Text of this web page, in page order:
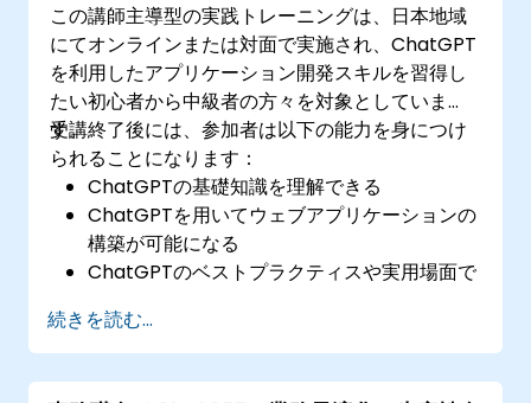
この講師主導型の実践トレーニングは、日本地域
にてオンラインまたは対面で実施され、ChatGPT
を利用したアプリケーション開発スキルを習得し
たい初心者から中級者の方々を対象としていま
す。
受講終了後には、参加者は以下の能力を身につけ
られることになります：
ChatGPTの基礎知識を理解できる
ChatGPTを用いてウェブアプリケーションの
構築が可能になる
ChatGPTのベストプラクティスや実用場面で
続きを読む...